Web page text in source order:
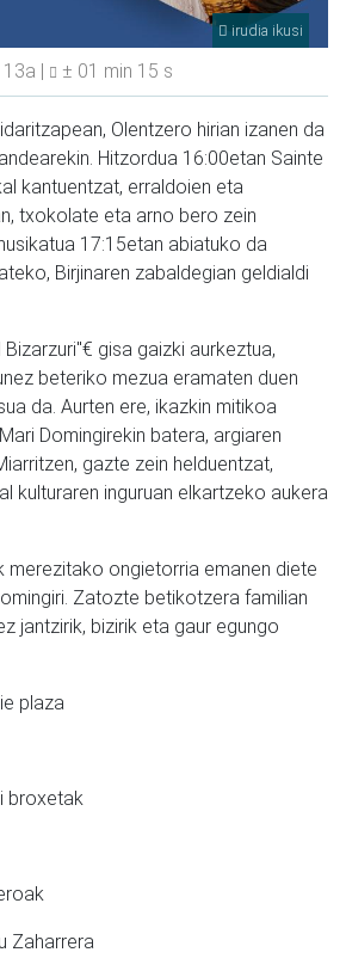
irudia ikusi
| ± 01 min 15 s
Olentzero hirian izanen da
Hitzordua 16:00etan Sainte
kantuentzat, erraldoien eta
txokolate eta arno bero zein
17:15etan abiatuko da
Birjinaren zabaldegian geldialdi
gisa gaizki aurkeztua,
beteriko mezua eramaten duen
da. Aurten ere, ikazkin mitikoa
Domingirekin batera, argiaren
gazte zein helduentzat,
kulturaren inguruan elkartzeko aukera
merezitako ongietorria emanen diete
Zatozte betikotzera familian
jantzirik, bizirik eta gaur egungo
plaza
broxetak
Zaharrera